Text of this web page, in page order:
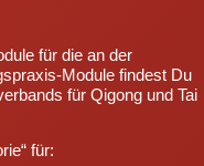
für die an der
Module findest Du
für Qigong und Tai
für: